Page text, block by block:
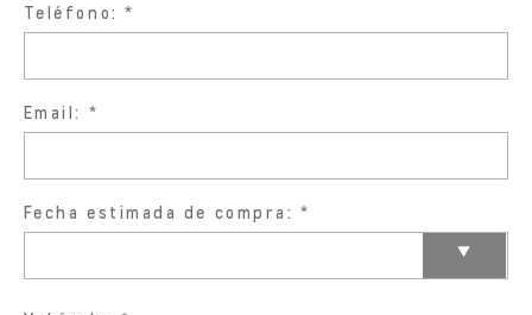
Teléfono:
Email:
Fecha estimada de compra: